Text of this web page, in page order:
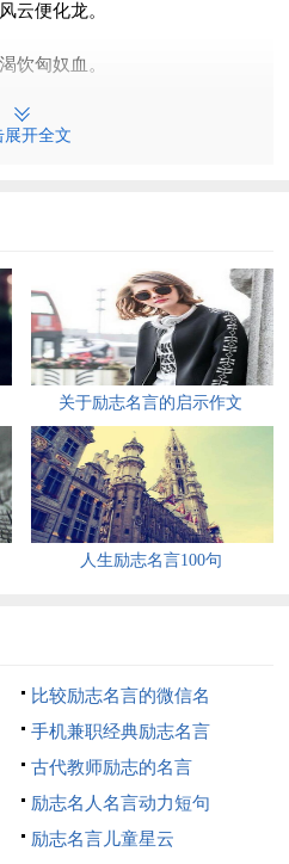
便化龙。
匈奴血。
。
照汗青。
人看不穿。
上九万里!
无绝衰。山无陵，江水为竭，
敢与君绝!
荡风雷激。
河绕黑山。
丘。
人看不穿;
花。
，射天狼。
展开全文
关于励志名言的启示作文
人生励志名言100句
比较励志名言的微信名
手机兼职经典励志名言
古代教师励志的名言
励志名人名言动力短句
励志名言儿童星云